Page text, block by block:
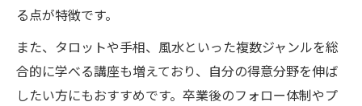
る点が特徴です。
また、タロットや手相、風水といった複数ジャンルを総
合的に学べる講座も増えており、自分の得意分野を伸ば
したい方にもおすすめです。卒業後のフォロー体制やプ